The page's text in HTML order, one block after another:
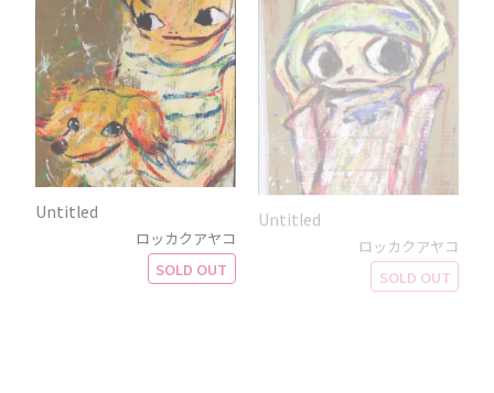
Untitled
ロッカクアヤコ
SOLD OUT
SOLD OUT